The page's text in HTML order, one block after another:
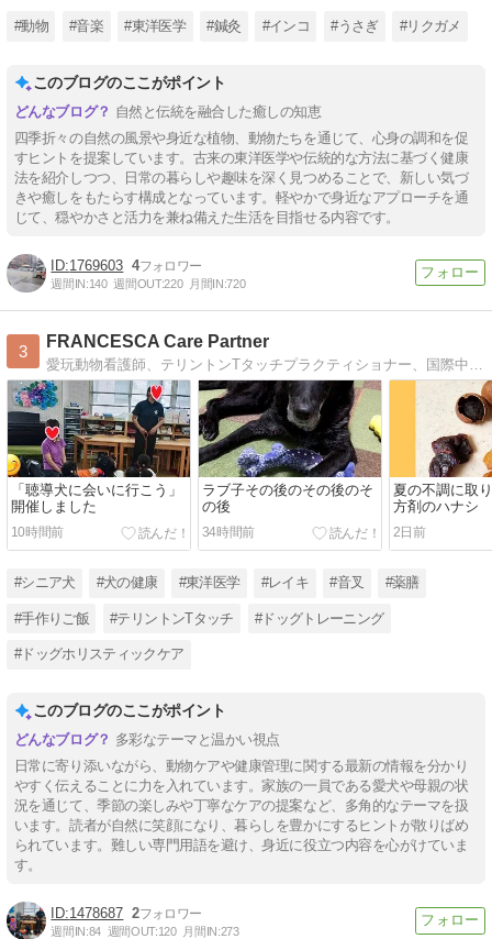
#動物 #音楽 #東洋医学 #鍼灸 #インコ #うさぎ #リクガメ
このブログのここがポイント
自然と伝統を融合した癒しの知恵
四季折々の自然の風景や身近な植物、動物たちを通じて、心身の調和を促
すヒントを提案しています。古来の東洋医学や伝統的な方法に基づく健康
法を紹介しつつ、日常の暮らしや趣味を深く見つめることで、新しい気づ
きや癒しをもたらす構成となっています。軽やかで身近なアプローチを通
じて、穏やかさと活力を兼ね備えた生活を目指せる内容です。
1769603 4
週間IN:140 週間OUT:220 月間IN:720
3
FRANCESCA Care Partner
「聴導犬に会いに行こう」
開催しました
10時間前
ラブ子その後のその後のそ
の後
34時間前
夏の不調に取
方剤のハナシ
2日前
#シニア犬 #犬の健康 #東洋医学 #レイキ #音叉 #薬膳
#手作りご飯 #テリントンTタッチ #ドッグトレーニング
#ドッグホリスティックケア
このブログのここがポイント
多彩なテーマと温かい視点
日常に寄り添いながら、動物ケアや健康管理に関する最新の情報を分かり
やすく伝えることに力を入れています。家族の一員である愛犬や母親の状
況を通じて、季節の楽しみや丁寧なケアの提案など、多角的なテーマを扱
います。読者が自然に笑顔になり、暮らしを豊かにするヒントが散りばめ
られています。難しい専門用語を避け、身近に役立つ内容を心がけていま
す。
1478687 2
週間IN:84 週間OUT:120 月間IN:273